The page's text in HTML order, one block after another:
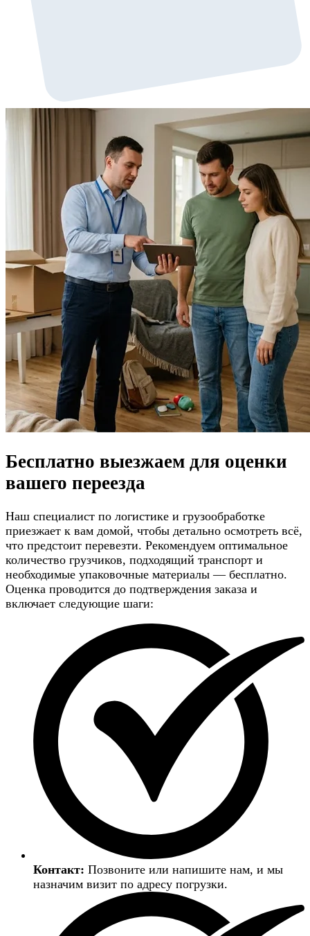
Бесплатно выезжаем для оценки
вашего переезда
Наш специалист по логистике и грузообработке
приезжает к вам домой, чтобы детально осмотреть всё,
что предстоит перевезти. Рекомендуем оптимальное
количество грузчиков, подходящий транспорт и
необходимые упаковочные материалы — бесплатно.
Оценка проводится до подтверждения заказа и
включает следующие шаги:
Контакт: Позвоните или напишите нам, и мы
назначим визит по адресу погрузки.